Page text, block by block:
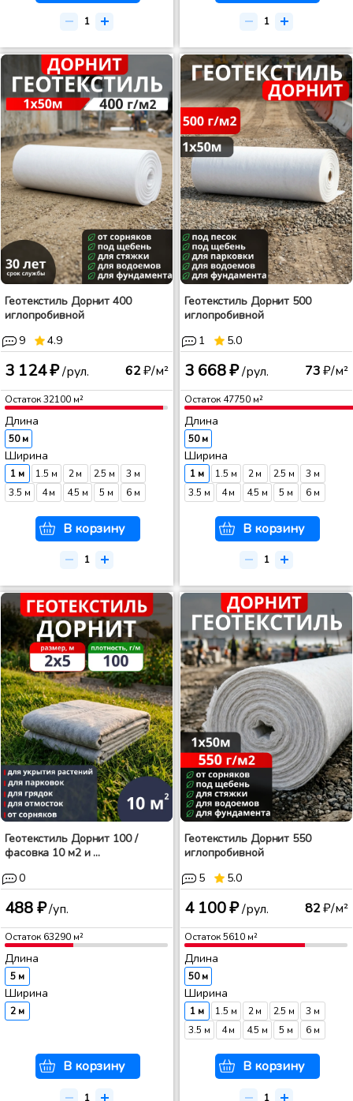
Геотекстиль Дорнит 400
иглопробивной
9
4.9
3 124 ₽/рул. 62₽/м²
Остаток32100м²
Длина
50 м
Ширина
1 м 1.5 м 2 м 2.5 м
3 м
3.5 м
4 м 4.5 м 5 м 6 м
В корзину
Геотекстиль Дорнит 500
иглопробивной
1
5.0
3 668 ₽/рул. 73₽/м²
Остаток 47750м²
Длина
50 м
Ширина
1 м 1.5 м 2 м 2.5 м
3 м
3.5 м
4 м 4.5 м 5 м 6 м
В корзину
Геотекстиль Дорнит 100 /
фасовка 10 м2 и ...
0
488 ₽/уп.
Остаток 63290м²
Длина
5 м
Ширина
2 м
В корзину
Геотекстиль Дорнит 550
иглопробивной
5
5.0
4 100 ₽/рул. 82₽/м²
Остаток5610м²
Длина
50 м
Ширина
1 м 1.5 м 2 м 2.5 м
3 м
3.5 м
4 м 4.5 м 5 м 6 м
В корзину